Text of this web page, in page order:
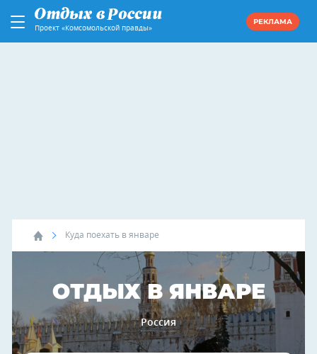
Проект «Комсомольской правды»
РЕКЛАМА
Куда поехать в январе
ОТДЫХ В ЯНВАРЕ
Россия